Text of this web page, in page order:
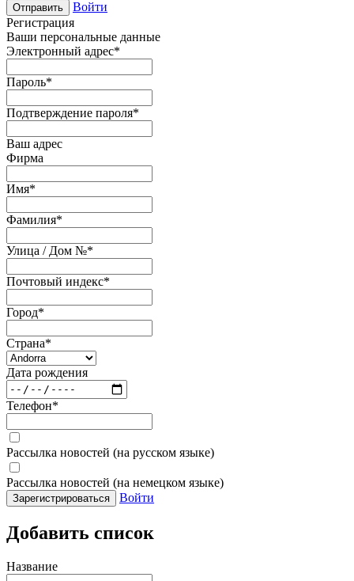
Отправить
Войти
Регистрация
Ваши персональные данные
Электронный адрес*
Пароль*
Подтверждение пароля*
Ваш адрес
Фирма
Имя*
Фамилия*
Улица / Дом №*
Почтовый индекс*
Город*
Страна*
Дата рождения
Телефон*
Рассылка новостей (на русском языке)
Рассылка новостей (на немецком языке)
Зарегистрироваться Войти
Добавить список
Название